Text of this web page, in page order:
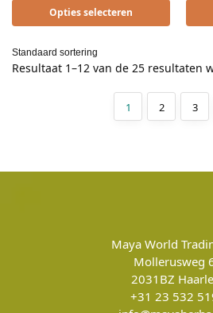
Opties selecteren
Resultaat 1–12 van de 25 resultaten
1 2 3
Maya World
Mollerusweg
2031BZ
+31 23 532